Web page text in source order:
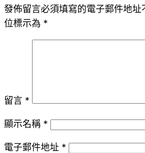
發佈留言必須填寫的電子郵件地址
位標示為 *
留言 *
顯示名稱 *
電子郵件地址 *